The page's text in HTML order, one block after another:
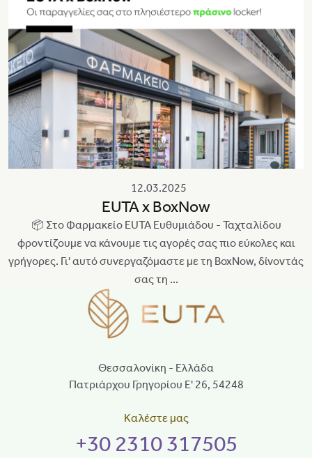
12.03.2025
EUTA x BoxNow
📦 Στο Φαρμακείο EUTA Ευθυμιάδου - Ταχταλίδου
φροντίζουμε να κάνουμε τις αγορές σας πιο εύκολες και
γρήγορες. Γι' αυτό συνεργαζόμαστε με τη BoxNow, δίνοντάς
σας τη ...
Θεσσαλονίκη - Ελλάδα
Πατριάρχου Γρηγορίου Ε' 26, 54248
Καλέστε μας
+30 2310 317505